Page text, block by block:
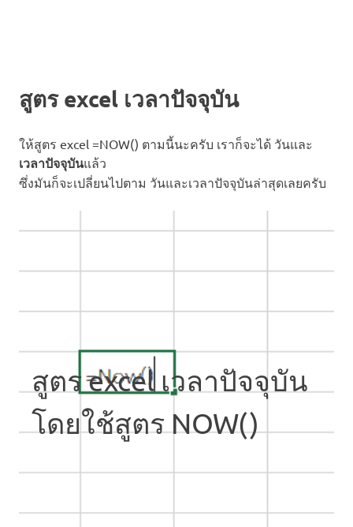
สูตร excel เวลาปัจจุบัน
ให้สูตร excel =NOW() ตามนี้นะครับ เราก็จะได้ วันและ
เวลาปัจจุบันแล้ว
ซึ่งมันก็จะเปลี่ยนไปตาม วันและเวลาปัจจุบันล่าสุดเลยครับ
สูตร excel เวลาปัจจุบัน
โดยใช้สูตร NOW()